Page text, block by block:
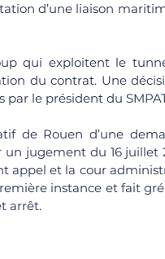
d’une liaison
du contrat. Une
le président du
jugement du 16 juillet
appel et la cour
instance et fait
arrêt.